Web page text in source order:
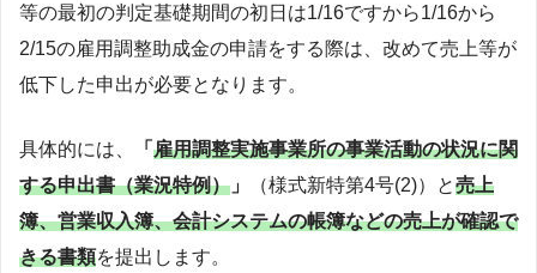
等の最初の判定基礎期間の初日は1/16ですから1/16から
2/15の雇用調整助成金の申請をする際は、改めて売上等が
低下した申出が必要となります。
具体的には、 「 雇用調整実施事業所の事業活動の状況に関
する申出書（業況特例） 」 （様式新特第4号(2)）と売上
簿、営業収入簿、会計システムの帳簿などの売上が確認で
きる書類を提出します。